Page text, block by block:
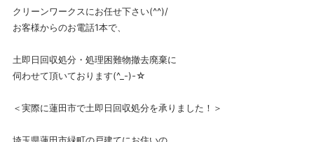
クリーンワークスにお任せ下さい(^^)/
お客様からのお電話1本で、
土即日回収処分・処理困難物撤去廃棄に
伺わせて頂いております(^_-)-☆
＜実際に蓮田市で土即日回収処分を承りました！＞